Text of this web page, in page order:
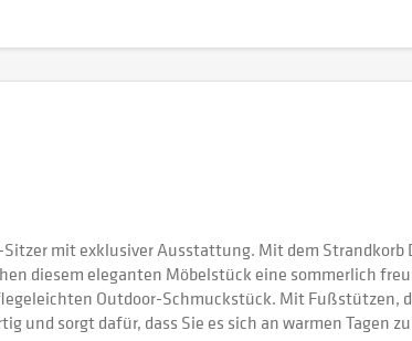
mit exklusiver Ausstattung. Mit dem
diesem eleganten Möbelstück eine sommerlich
Outdoor-Schmuckstück. Mit Fußstützen,
und sorgt dafür, dass Sie es sich an warmen Tagen